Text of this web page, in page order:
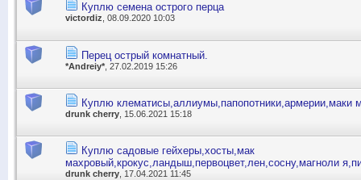
Куплю семена острого перца
victordiz , 08.09.2020 10:03
Перец острый комнатный.
*Andreiy* , 27.02.2019 15:26
Куплю клематисы,аллиумы,папопотники,армерии,маки
drunk cherry , 15.06.2021 15:18
Куплю садовые гейхеры,хосты,мак
махровый,крокус,ландыш,первоцвет,лен,сосну,магноли
drunk cherry, 17.04.2021 11:45